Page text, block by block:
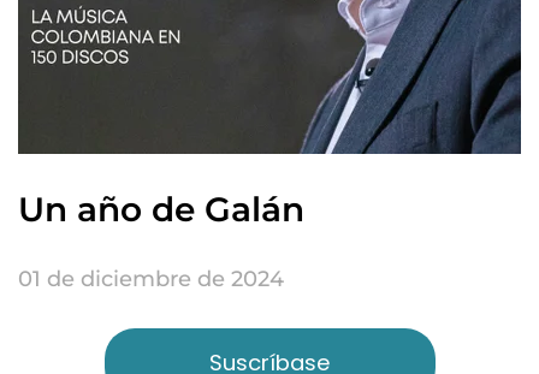
Un año de Galán
01 de diciembre de 2024
Suscríbase